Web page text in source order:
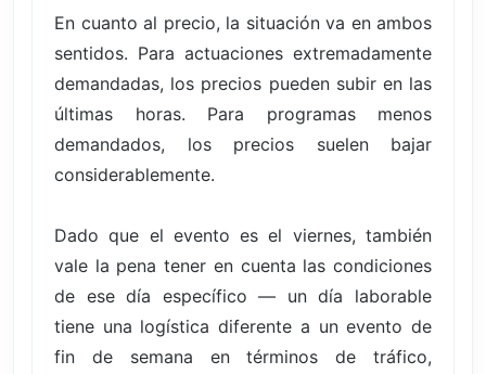
En cuanto al precio, la situación va en ambos
sentidos. Para actuaciones extremadamente
demandadas, los precios pueden subir en las
últimas horas. Para programas menos
demandados, los precios suelen bajar
considerablemente.
Dado que el evento es el viernes, también
vale la pena tener en cuenta las condiciones
de ese día específico — un día laborable
tiene una logística diferente a un evento de
fin de semana en términos de tráfico,